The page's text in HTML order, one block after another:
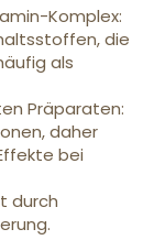
Komplex:
die
als
Präparaten:
daher
bei
durch